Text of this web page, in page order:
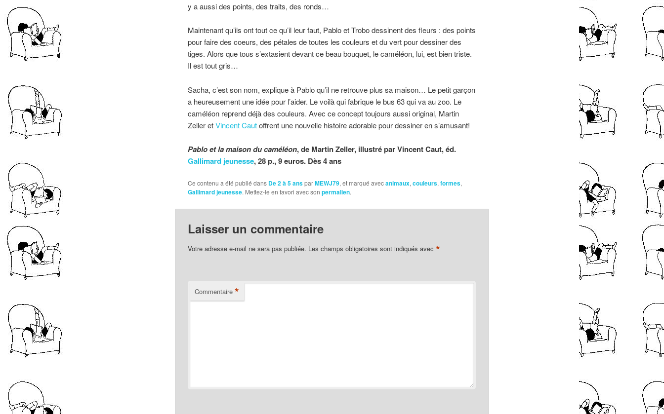
y a aussi des points, des traits, des ronds…
Maintenant qu’ils ont tout ce qu’il leur faut, Pablo et Trobo dessinent des fleurs : des points
pour faire des coeurs, des pétales de toutes les couleurs et du vert pour dessiner des
tiges. Alors que tous s’extasient devant ce beau bouquet, le caméléon, lui, est bien triste.
Il est tout gris…
Sacha, c’est son nom, explique à Pablo qu’il ne retrouve plus sa maison… Le petit garçon
a heureusement une idée pour l’aider. Le voilà qui fabrique le bus 63 qui va au zoo. Le
caméléon reprend déjà des couleurs. Avec ce concept toujours aussi original, Martin
Zeller etVincent Cautoffrent une nouvelle histoire adorable pour dessiner en s’amusant!
Pablo et la maison du caméléon, de Martin Zeller, illustré par Vincent Caut, éd.
Gallimard jeunesse, 28 p., 9 euros. Dès 4 ans
Ce contenu a été publié dans De 2 à 5 ansparMEWJ79, et marqué avecanimaux, couleurs, formes,
Gallimard jeunesse. Mettez-le en favori avec son permalien.
Laisser un commentaire
Votre adresse e-mail ne sera pas publiée. Les champs obligatoires sont indiqués avec *
Commentaire *